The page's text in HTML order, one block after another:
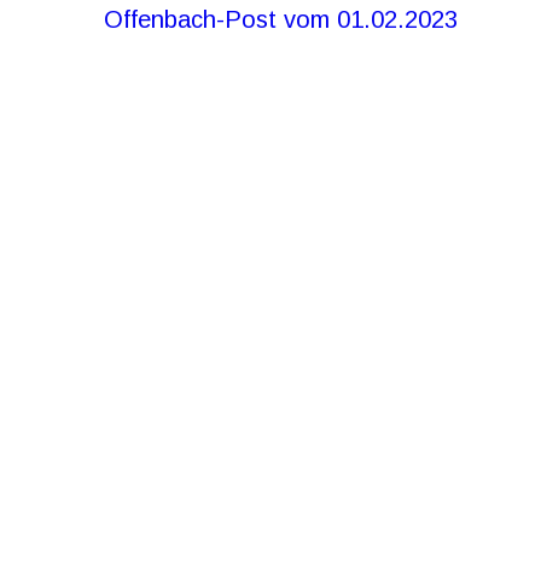
Offenbach-Post vom 01.02.2023